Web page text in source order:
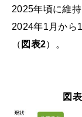
2025年頃に維
2024年1月から
（ 図表2）。
図